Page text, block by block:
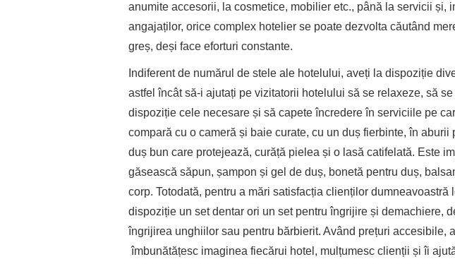
anumite accesorii, la cosmetice, mobilier etc., până la servicii și,
angajaților, orice complex hotelier se poate dezvolta căutând
greș, deși face eforturi constante.
Indiferent de numărul de stele ale hotelului, aveți la dispoziție
astfel încât să-i ajutați pe vizitatorii hotelului să se relaxeze, să
dispoziție cele necesare și să capete încredere în serviciile pe
compară cu o cameră și baie curate, cu un duș fierbinte, în aburii
duș bun care protejează, curăță pielea și o lasă catifelată. Este
găsească săpun, șampon și gel de duș, bonetă pentru duș,
corp. Totodată, pentru a mări satisfacția clienților dumneavoastră
dispoziție un set dentar ori un set pentru îngrijire și demachiere,
îngrijirea unghiilor sau pentru bărbierit. Având prețuri accesibile,
îmbunătățesc imaginea fiecărui hotel, mulțumesc clienții și îi